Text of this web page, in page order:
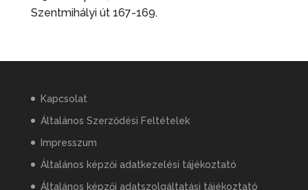
Szentmihályi út 167-169.
Kapcsolat
Általános Szerződési Feltételek
Impresszum
Általános képzői adatkezelési tájékoztató
Általános képzői adatszolgáltatási tájékoztató